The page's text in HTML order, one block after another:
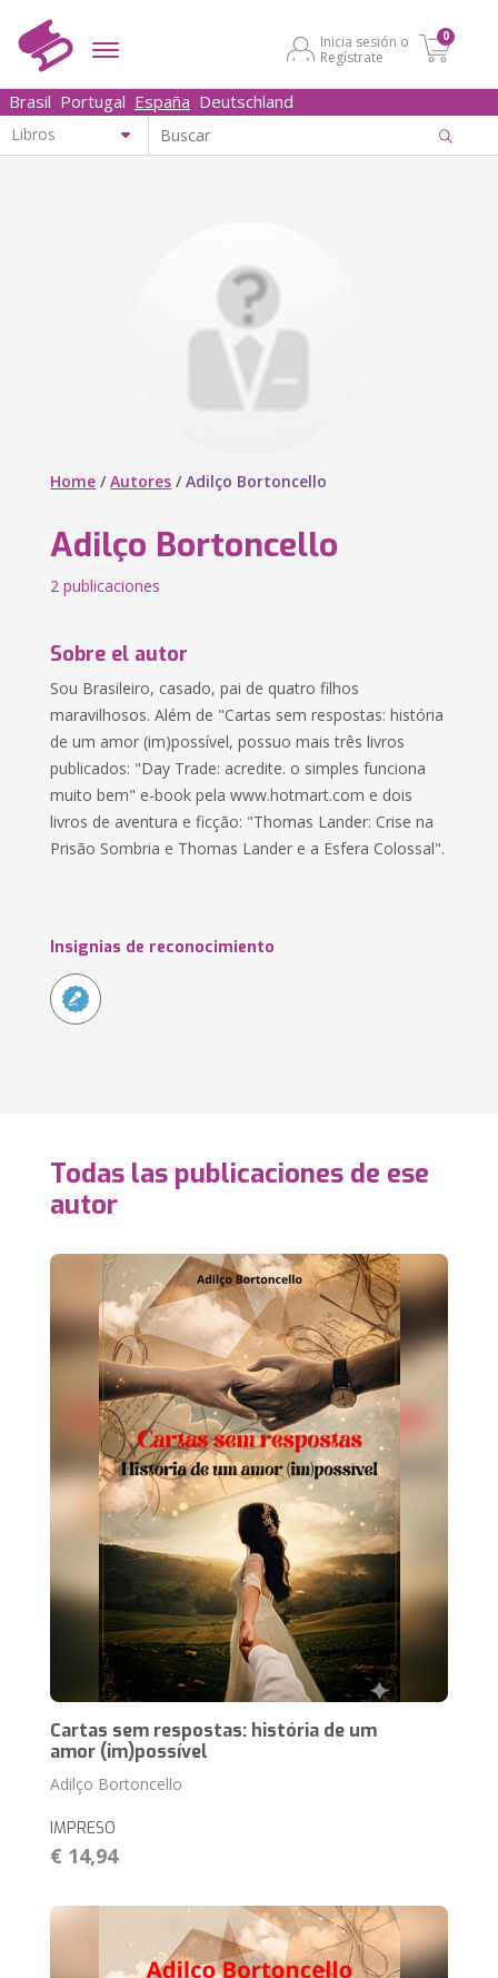
Inicia sesión o
Regístrate
0
Brasil Portugal España Deutschland
Home /Autores /Adilço Bortoncello
Adilço Bortoncello
2 publicaciones
Sobre el autor
Sou Brasileiro, casado, pai de quatro filhos
maravilhosos. Além de "Cartas sem respostas: história
de um amor (im)possível, possuo mais três livros
publicados: "Day Trade: acredite. o simples funciona
muito bem" e-book pela www.hotmart.com e dois
livros de aventura e ficção: "Thomas Lander: Crise na
Prisão Sombria e Thomas Lander e a Esfera Colossal".
Insignias de reconocimiento
Todas las publicaciones de ese
autor
Cartas sem respostas: história de um
amor (im)possível
Adilço Bortoncello
IMPRESO
€ 14,94